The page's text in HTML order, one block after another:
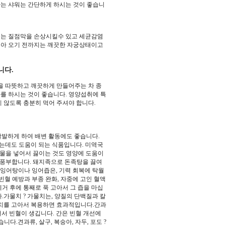
샤워는 간단하게 하시는 것이 좋습니
질점막을 손상시킬수 있고 세균감염
오기 전까지는 깨끗한 자궁상태이고
다.
따뜻하고 깨끗하게 만들어주는 차 종
하시는 것이 좋습니다. 영양섭취에 특
도록 충분히 먹어 주셔야 합니다.
하게 하여 배변 활동에도 좋습니다.
데도 도움이 되는 식품입니다. 미역국
을 넣어서 끓이는 것도 영양에 도움이
부합니다. 돼지족으로 돈족탕을 끓여
어탕이나 잉어즙은, 기력 회복에 탁월
혈 예방과 부종 완화, 자중에 고인 혈액
후에 통째로 푹 고아서 그 즙을 마십
물치 ? 가물치는, 양질의 단백질과 칼
를 고아서 복용하면 효과적입니다.간과
빈혈이 생깁니다. 간은 빈혈 개선에
다.견과류, 살구, 복숭아, 자두, 포도 ?